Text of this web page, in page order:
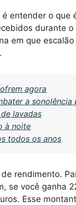
é entender o que
durante o
em que
agora
a sonolência
lavadas
à noite
todos os anos
rendimento.
se você ganha
Esse